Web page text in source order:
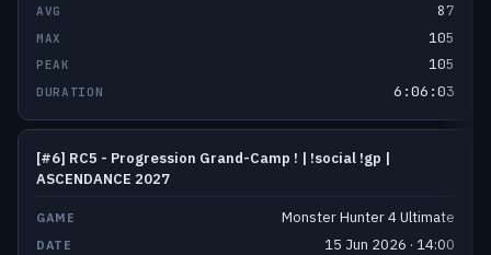
87
105
105
6:06:03
[#6] RC5 - Progression Grand-Camp ! | !social !gp |
ASCENDANCE 2027
Monster Hunter 4 Ultimate
15 Jun 2026 · 14:00